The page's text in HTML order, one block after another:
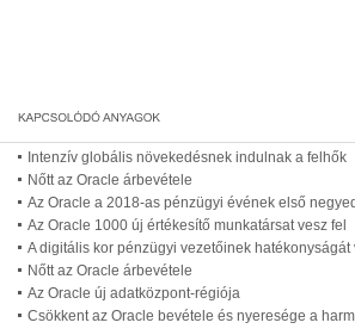
Intenzív globális növekedésnek indulnak a felhők
Nőtt az Oracle árbevétele
Az Oracle a 2018-as pénzügyi évének első
Az Oracle 1000 új értékesítő munkatársat vesz fel
A digitális kor pénzügyi vezetőinek hatékonyságát
Nőtt az Oracle árbevétele
Az Oracle új adatközpont-régiója
Csökkent az Oracle bevétele és nyeresége a